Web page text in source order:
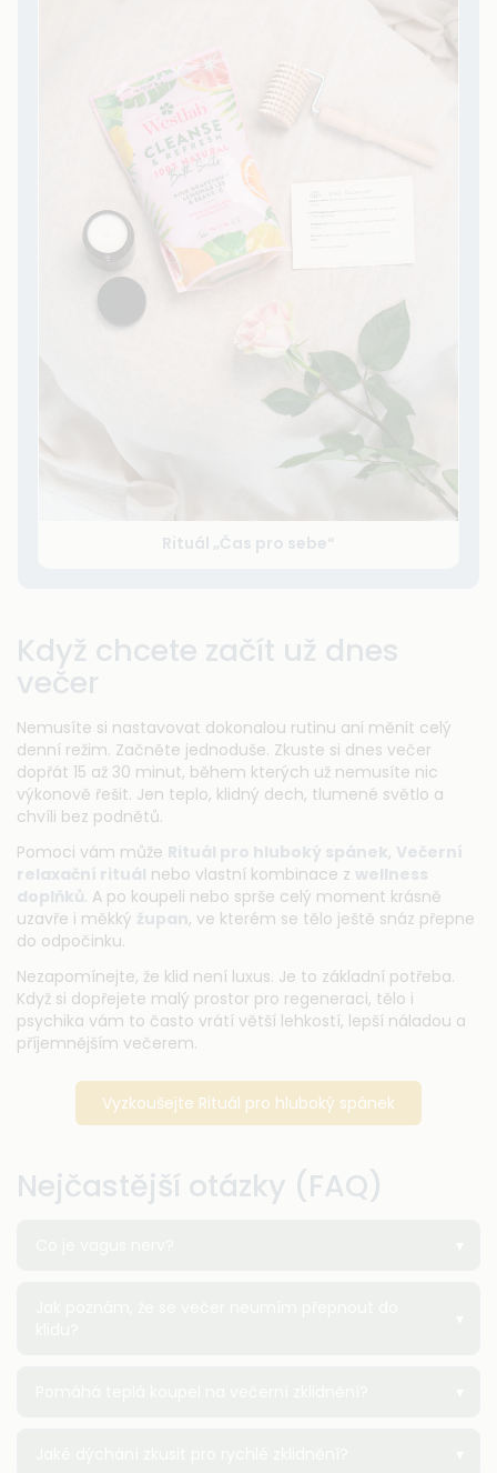
Rituál „Čas pro sebe“
Když chcete začít už dnes
večer
Nemusíte si nastavovat dokonalou rutinu ani měnit celý
denní režim. Začněte jednoduše. Zkuste si dnes večer
dopřát 15 až 30 minut, během kterých už nemusíte nic
výkonově řešit. Jen teplo, klidný dech, tlumené světlo a
chvíli bez podnětů.
Pomoci vám může Rituál pro hluboký spánek, Večerní
relaxační rituál nebo vlastní kombinace z wellness
doplňků. A po koupeli nebo sprše celý moment krásně
uzavře i měkký župan, ve kterém se tělo ještě snáz přepne
do odpočinku.
Nezapomínejte, že klid není luxus. Je to základní potřeba.
Když si dopřejete malý prostor pro regeneraci, tělo i
psychika vám to často vrátí větší lehkostí, lepší náladou a
příjemnějším večerem.
Vyzkoušejte Rituál pro hluboký spánek
Nejčastější otázky (FAQ)